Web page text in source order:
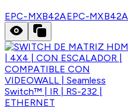
EPC-MXB42AEPC-MXB42A